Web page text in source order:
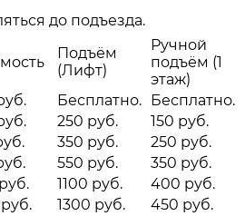
до подъезда.
Подъём
(Лифт)
Ручной
подъём (1
этаж)
Бесплатно.
Бесплатно.
250 руб.
150 руб.
350 руб.
250 руб.
550 руб.
350 руб.
1100 руб.
400 руб.
1300 руб.
450 руб.